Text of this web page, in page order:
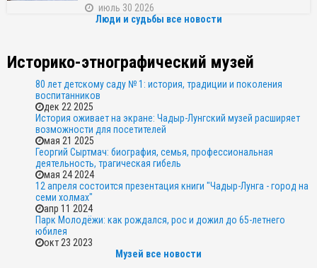
июль 30 2026
Люди и судьбы все новости
Историко-этнографический музей
80 лет детскому саду № 1: история, традиции и поколения
воспитанников
дек 22 2025
История оживает на экране: Чадыр-Лунгский музей расширяет
возможности для посетителей
мая 21 2025
Георгий Сыртмач: биография, семья, профессиональная
деятельность, трагическая гибель
мая 24 2024
12 апреля состоится презентация книги "Чадыр-Лунга - город на
семи холмах"
апр 11 2024
Парк Молодёжи: как рождался, рос и дожил до 65-летнего
юбилея
окт 23 2023
Музей все новости